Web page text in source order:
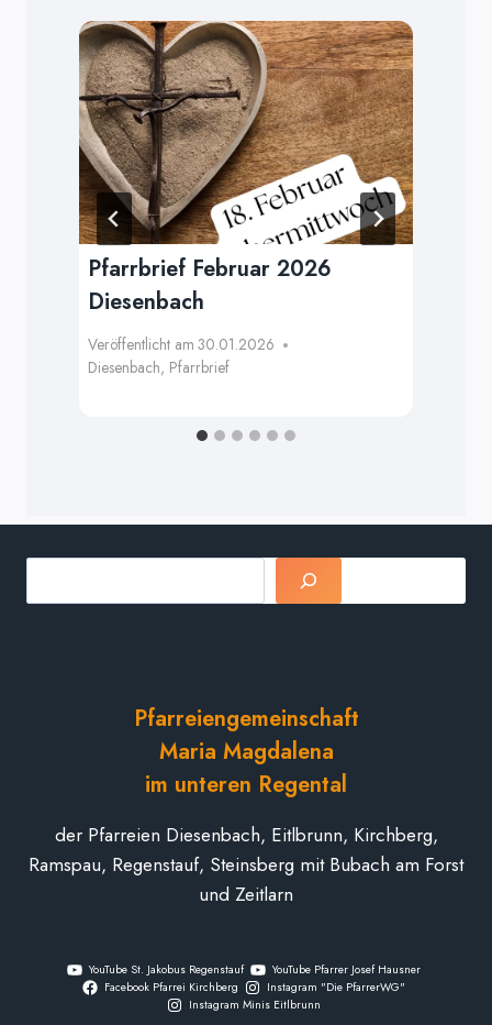
Pfarrbrief Februar 2026
Diesenbach
Veröffentlicht am 30.01.2026
Diesenbach, Pfarrbrief
Suchen
Pfarreiengemeinschaft
Maria Magdalena
im unteren Regental
der Pfarreien Diesenbach, Eitlbrunn, Kirchberg,
Ramspau, Regenstauf, Steinsberg mit Bubach am Forst
und Zeitlarn
YouTube St. Jakobus Regenstauf
YouTube Pfarrer Josef Hausner
Facebook Pfarrei Kirchberg
Instagram "Die PfarrerWG"
Instagram Minis Eitlbrunn